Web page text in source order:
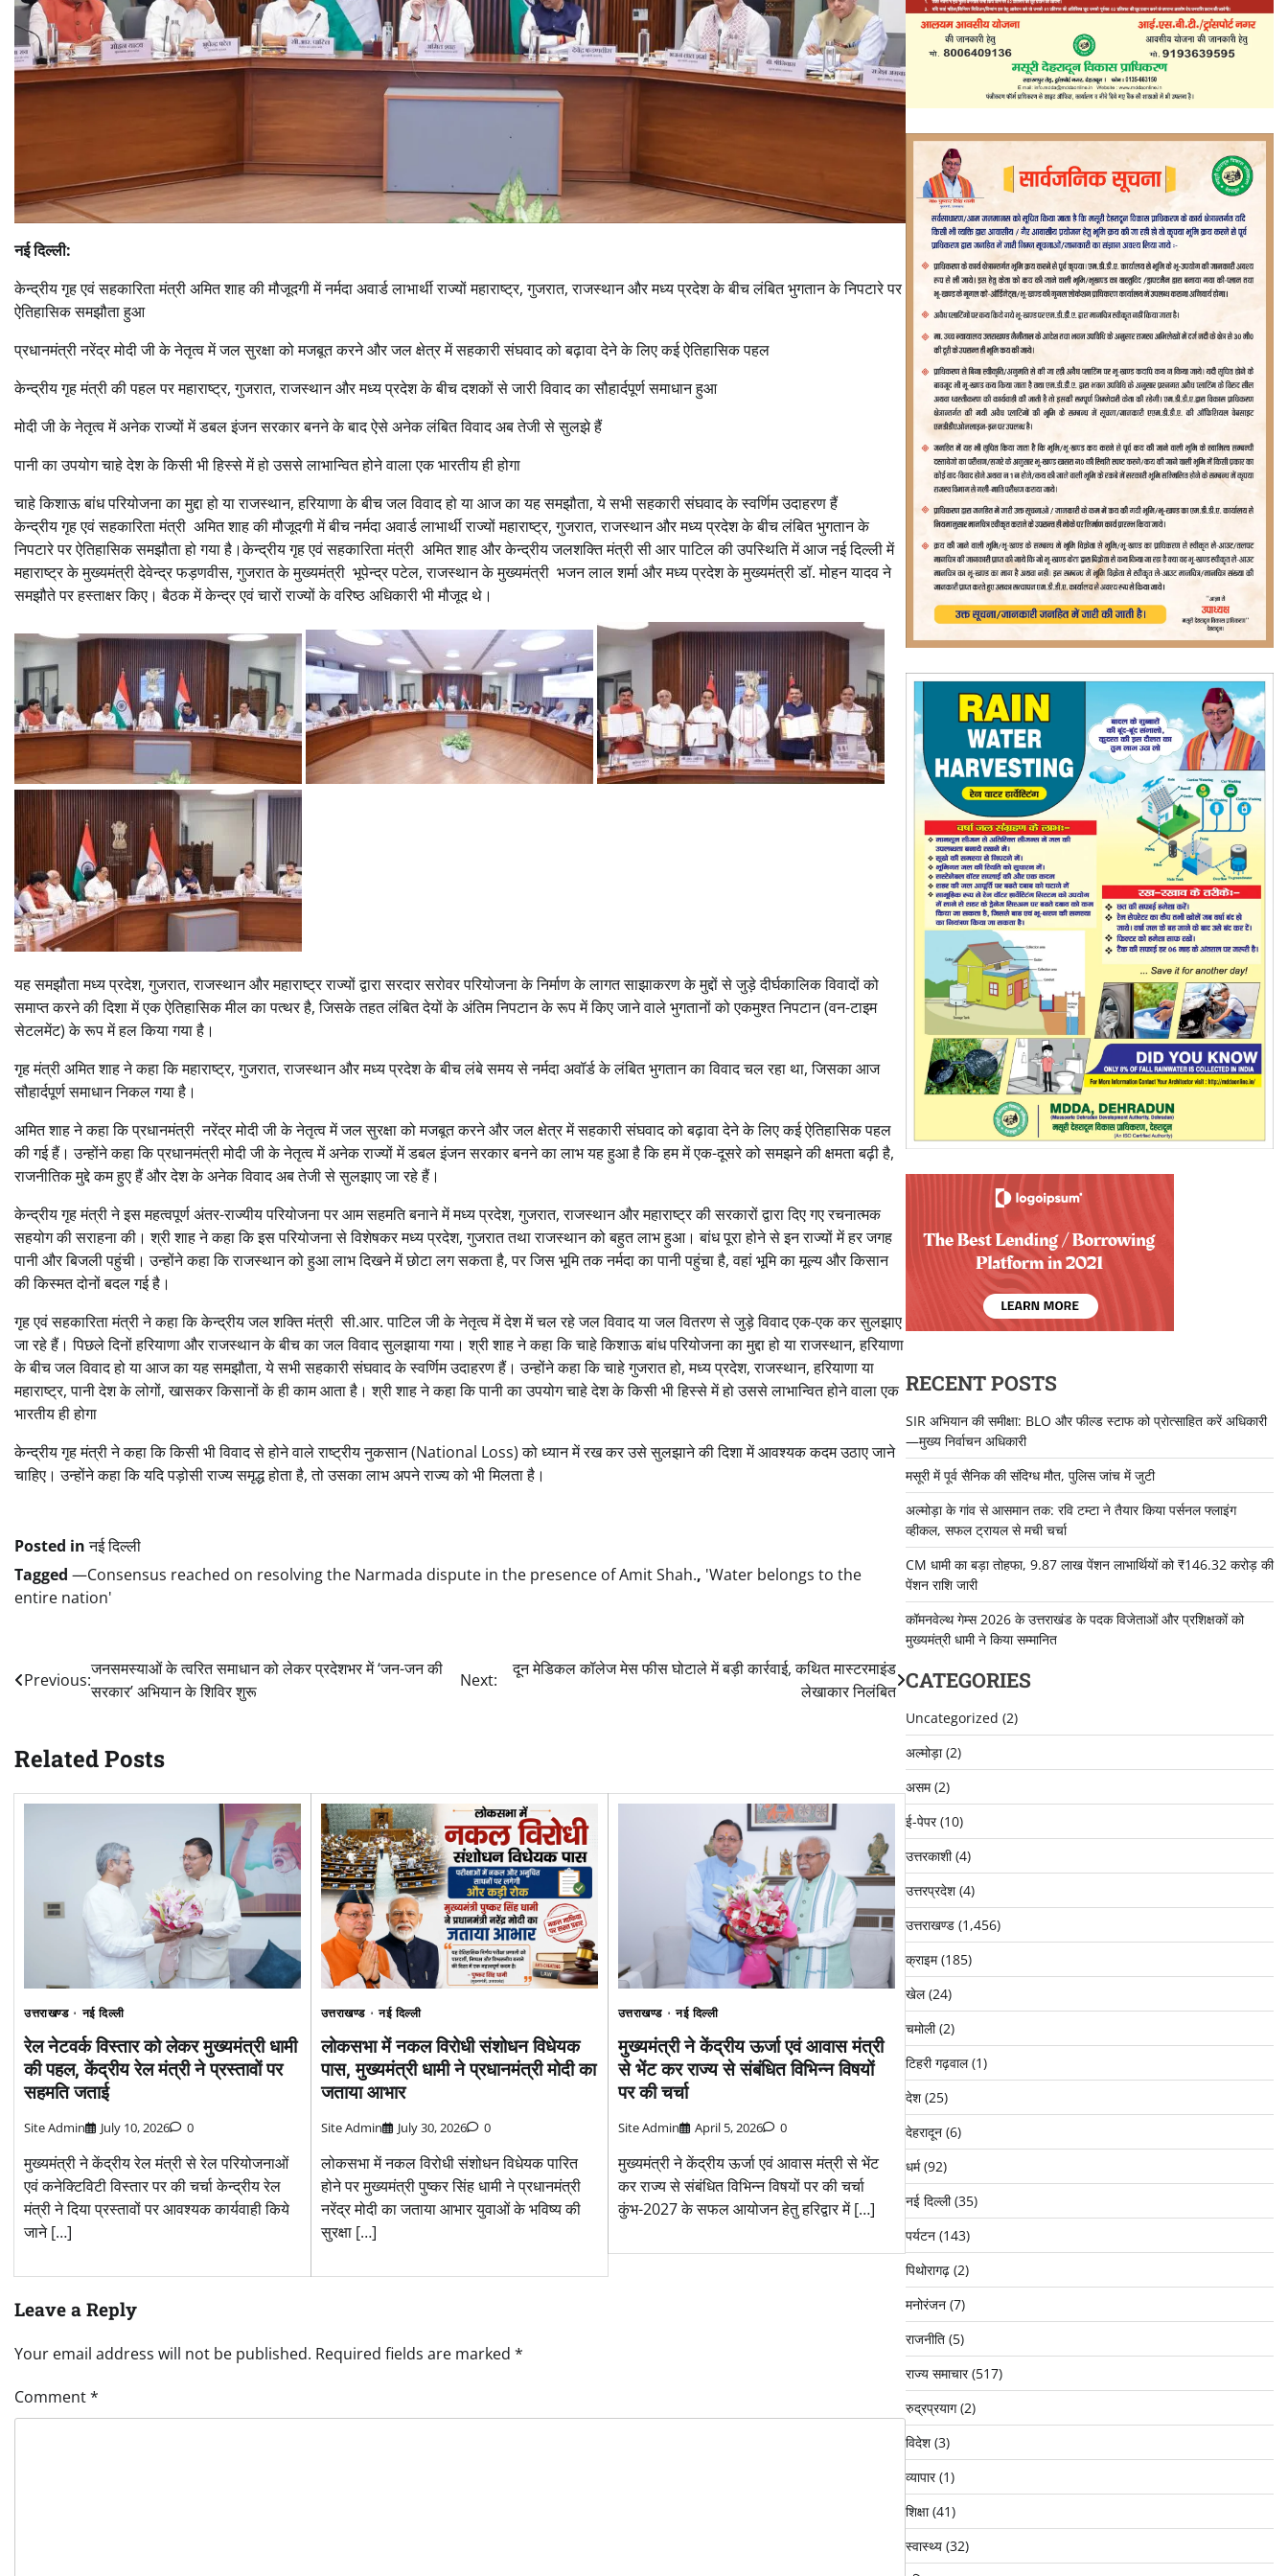
नई दिल्ली:
केन्द्रीय गृह एवं सहकारिता मंत्री अमित शाह की मौजूदगी में नर्मदा अवार्ड लाभार्थी राज्यों महाराष्ट्र, गुजरात, राजस्थान और मध्य प्रदेश के बीच लंबित भुगतान के निपटारे पर
ऐतिहासिक समझौता हुआ
प्रधानमंत्री नरेंद्र मोदी जी के नेतृत्व में जल सुरक्षा को मजबूत करने और जल क्षेत्र में सहकारी संघवाद को बढ़ावा देने के लिए कई ऐतिहासिक पहल
केन्द्रीय गृह मंत्री की पहल पर महाराष्ट्र, गुजरात, राजस्थान और मध्य प्रदेश के बीच दशकों से जारी विवाद का सौहार्दपूर्ण समाधान हुआ
मोदी जी के नेतृत्व में अनेक राज्यों में डबल इंजन सरकार बनने के बाद ऐसे अनेक लंबित विवाद अब तेजी से सुलझे हैं
पानी का उपयोग चाहे देश के किसी भी हिस्से में हो उससे लाभान्वित होने वाला एक भारतीय ही होगा
⁠चाहे किशाऊ बांध परियोजना का मुद्दा हो या राजस्थान, हरियाणा के बीच जल विवाद हो या आज का यह समझौता, ये सभी सहकारी संघवाद के स्वर्णिम उदाहरण हैं
केन्द्रीय गृह एवं सहकारिता मंत्री अमित शाह की मौजूदगी में बीच नर्मदा अवार्ड लाभार्थी राज्यों महाराष्ट्र, गुजरात, राजस्थान और मध्य प्रदेश के बीच लंबित भुगतान के
निपटारे पर ऐतिहासिक समझौता हो गया है।केन्द्रीय गृह एवं सहकारिता मंत्री अमित शाह और केन्द्रीय जलशक्ति मंत्री सी आर पाटिल की उपस्थिति में आज नई दिल्ली में
महाराष्ट्र के मुख्यमंत्री देवेन्द्र फड़णवीस, गुजरात के मुख्यमंत्री भूपेन्द्र पटेल, राजस्थान के मुख्यमंत्री भजन लाल शर्मा और मध्य प्रदेश के मुख्यमंत्री डॉ. मोहन यादव ने
समझौते पर हस्ताक्षर किए। बैठक में केन्द्र एवं चारों राज्यों के वरिष्ठ अधिकारी भी मौजूद थे।
यह समझौता मध्य प्रदेश, गुजरात, राजस्थान और महाराष्ट्र राज्यों द्वारा सरदार सरोवर परियोजना के निर्माण के लागत साझाकरण के मुद्दों से जुड़े दीर्घकालिक विवादों को
समाप्त करने की दिशा में एक ऐतिहासिक मील का पत्थर है, जिसके तहत लंबित देयों के अंतिम निपटान के रूप में किए जाने वाले भुगतानों को एकमुश्त निपटान (वन-टाइम
सेटलमेंट) के रूप में हल किया गया है।
गृह मंत्री अमित शाह ने कहा कि महाराष्ट्र, गुजरात, राजस्थान और मध्य प्रदेश के बीच लंबे समय से नर्मदा अवॉर्ड के लंबित भुगतान का विवाद चल रहा था, जिसका आज
सौहार्दपूर्ण समाधान निकल गया है।
अमित शाह ने कहा कि प्रधानमंत्री नरेंद्र मोदी जी के नेतृत्व में जल सुरक्षा को मजबूत करने और जल क्षेत्र में सहकारी संघवाद को बढ़ावा देने के लिए कई ऐतिहासिक पहल
की गई हैं। उन्होंने कहा कि प्रधानमंत्री मोदी जी के नेतृत्व में अनेक राज्यों में डबल इंजन सरकार बनने का लाभ यह हुआ है कि हम में एक-दूसरे को समझने की क्षमता बढ़ी है,
राजनीतिक मुद्दे कम हुए हैं और देश के अनेक विवाद अब तेजी से सुलझाए जा रहे हैं।
केन्द्रीय गृह मंत्री ने इस महत्वपूर्ण अंतर-राज्यीय परियोजना पर आम सहमति बनाने में मध्य प्रदेश, गुजरात, राजस्थान और महाराष्ट्र की सरकारों द्वारा दिए गए रचनात्मक
सहयोग की सराहना की। श्री शाह ने कहा कि इस परियोजना से विशेषकर मध्य प्रदेश, गुजरात तथा राजस्थान को बहुत लाभ हुआ। बांध पूरा होने से इन राज्यों में हर जगह
पानी और बिजली पहुंची। उन्होंने कहा कि राजस्थान को हुआ लाभ दिखने में छोटा लग सकता है, पर जिस भूमि तक नर्मदा का पानी पहुंचा है, वहां भूमि का मूल्य और किसान
की किस्मत दोनों बदल गई है।
गृह एवं सहकारिता मंत्री ने कहा कि केन्द्रीय जल शक्ति मंत्री सी.आर. पाटिल जी के नेतृत्व में देश में चल रहे जल विवाद या जल वितरण से जुड़े विवाद एक-एक कर सुलझाए
जा रहे हैं। पिछले दिनों हरियाणा और राजस्थान के बीच का जल विवाद सुलझाया गया। श्री शाह ने कहा कि चाहे किशाऊ बांध परियोजना का मुद्दा हो या राजस्थान, हरियाणा
के बीच जल विवाद हो या आज का यह समझौता, ये सभी सहकारी संघवाद के स्वर्णिम उदाहरण हैं। उन्होंने कहा कि चाहे गुजरात हो, मध्य प्रदेश, राजस्थान, हरियाणा या
महाराष्ट्र, पानी देश के लोगों, खासकर किसानों के ही काम आता है। श्री शाह ने कहा कि पानी का उपयोग चाहे देश के किसी भी हिस्से में हो उससे लाभान्वित होने वाला एक
भारतीय ही होगा
केन्द्रीय गृह मंत्री ने कहा कि किसी भी विवाद से होने वाले राष्ट्रीय नुकसान (National Loss) को ध्यान में रख कर उसे सुलझाने की दिशा में आवश्यक कदम उठाए जाने
चाहिए। उन्होंने कहा कि यदि पड़ोसी राज्य समृद्ध होता है, तो उसका लाभ अपने राज्य को भी मिलता है।
Posted inनई दिल्ली
Tagged —Consensus reached on resolving the Narmada dispute in the presence of Amit Shah., 'Water belongs to the
entire nation'
Post
navigation
Previous:
जनसमस्याओं के त्वरित समाधान को लेकर प्रदेशभर में ‘जन-जन की
सरकार’ अभियान के शिविर शुरू
Next:
दून मेडिकल कॉलेज मेस फीस घोटाले में बड़ी कार्रवाई, कथित मास्टरमाइंड
लेखाकार निलंबित
Related Posts
उत्तराखण्ड नई दिल्ली
रेल नेटवर्क विस्तार को लेकर मुख्यमंत्री धामी
की पहल, केंद्रीय रेल मंत्री ने प्रस्तावों पर
सहमति जताई
Site Admin July 10, 2026 0
मुख्यमंत्री ने केंद्रीय रेल मंत्री से रेल परियोजनाओं
एवं कनेक्टिविटी विस्तार पर की चर्चा केन्द्रीय रेल
मंत्री ने दिया प्रस्तावों पर आवश्यक कार्यवाही किये
जाने […]
उत्तराखण्ड नई दिल्ली
लोकसभा में नकल विरोधी संशोधन विधेयक
पास, मुख्यमंत्री धामी ने प्रधानमंत्री मोदी का
जताया आभार
Site Admin July 30, 2026 0
लोकसभा में नकल विरोधी संशोधन विधेयक पारित
होने पर मुख्यमंत्री पुष्कर सिंह धामी ने प्रधानमंत्री
नरेंद्र मोदी का जताया आभार युवाओं के भविष्य की
सुरक्षा […]
उत्तराखण्ड नई दिल्ली
मुख्यमंत्री ने केंद्रीय ऊर्जा एवं आवास मंत्री
से भेंट कर राज्य से संबंधित विभिन्न विषयों
पर की चर्चा
Site Admin April 5, 2026 0
मुख्यमंत्री ने केंद्रीय ऊर्जा एवं आवास मंत्री से भेंट
कर राज्य से संबंधित विभिन्न विषयों पर की चर्चा
कुंभ-2027 के सफल आयोजन हेतु हरिद्वार में […]
Leave a Reply
Your email address will not be published. Required fields are marked *
Comment*
RECENT POSTS
SIR अभियान की समीक्षा: BLO और फील्ड स्टाफ को प्रोत्साहित करें अधिकारी
—मुख्य निर्वाचन अधिकारी
मसूरी में पूर्व सैनिक की संदिग्ध मौत, पुलिस जांच में जुटी
अल्मोड़ा के गांव से आसमान तक: रवि टम्टा ने तैयार किया पर्सनल फ्लाइंग
व्हीकल, सफल ट्रायल से मची चर्चा
CM धामी का बड़ा तोहफा, 9.87 लाख पेंशन लाभार्थियों को ₹146.32 करोड़ की
पेंशन राशि जारी
कॉमनवेल्थ गेम्स 2026 के उत्तराखंड के पदक विजेताओं और प्रशिक्षकों को
मुख्यमंत्री धामी ने किया सम्मानित
CATEGORIES
Uncategorized (2)
अल्मोड़ा(2)
असम(2)
ई-पेपर(10)
उत्तरकाशी(4)
उत्तरप्रदेश(4)
उत्तराखण्ड(1,456)
क्राइम(185)
खेल(24)
चमोली(2)
टिहरी गढ़वाल(1)
देश(25)
देहरादून(6)
धर्म(92)
नई दिल्ली(35)
पर्यटन(143)
पिथोरागढ़(2)
मनोरंजन(7)
राजनीति(5)
राज्य समाचार(517)
रुद्रप्रयाग(2)
विदेश(3)
व्यापार(1)
शिक्षा(41)
स्वास्थ्य(32)